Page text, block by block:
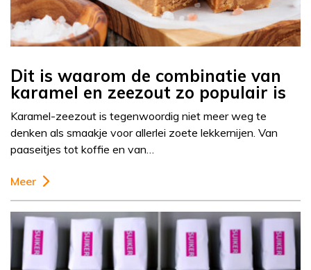
Dit is waarom de combinatie van
karamel en zeezout zo populair is
Karamel-zeezout is tegenwoordig niet meer weg te
denken als smaakje voor allerlei zoete lekkernijen. Van
paaseitjes tot koffie en van…
Meer